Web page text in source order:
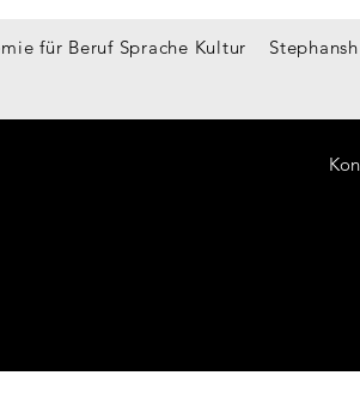
für Beruf Sprache Kultur